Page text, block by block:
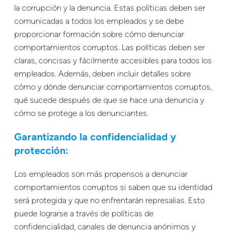
la corrupción y la denuncia. Estas políticas deben ser
comunicadas a todos los empleados y se debe
proporcionar formación sobre cómo denunciar
comportamientos corruptos. Las políticas deben ser
claras, concisas y fácilmente accesibles para todos los
empleados. Además, deben incluir detalles sobre
cómo y dónde denunciar comportamientos corruptos,
qué sucede después de que se hace una denuncia y
cómo se protege a los denunciantes.
Garantizando la confidencialidad y
protección:
Los empleados son más propensos a denunciar
comportamientos corruptos si saben que su identidad
será protegida y que no enfrentarán represalias. Esto
puede lograrse a través de políticas de
confidencialidad, canales de denuncia anónimos y